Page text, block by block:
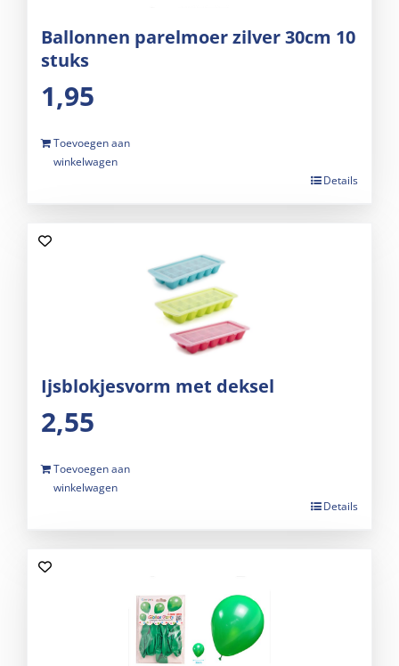
Ballonnen parelmoer zilver 30cm 10
stuks
1,95
Toevoegen aan
winkelwagen
Details
Ijsblokjesvorm met deksel
2,55
Toevoegen aan
winkelwagen
Details